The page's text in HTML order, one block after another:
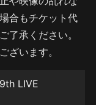
合もチケット代
了承ください。
ざいます。